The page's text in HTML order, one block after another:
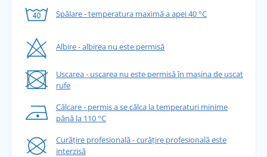
Spălare - temperatura maximă a apei 40 °C
Albire - albirea nu este permisă
Uscarea - uscarea nu este permisă în mașina de uscat
rufe
Călcare - permis a se călca la temperaturi minime
până la 110 °C
Curățire profesională - curățire profesională este
interzisă